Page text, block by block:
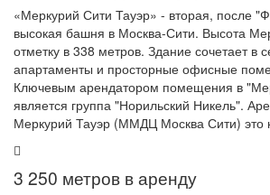
«Меркурий Сити Тауэр» - вторая, после
высокая башня в Москва-Сити. Высота
отметку в 338 метров. Здание сочетает в
апартаменты и просторные офисные
Ключевым арендатором помещения в
является группа "Норильский Никель".
Меркурий Тауэр (ММДЦ Москва Сити) это
3 250 метров в аренду